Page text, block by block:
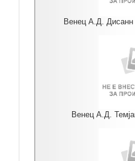
Венец А.Д. Дисанн
Венец А.Д.